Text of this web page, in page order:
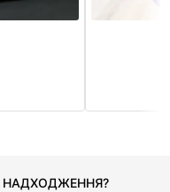
НАДХОДЖЕННЯ?